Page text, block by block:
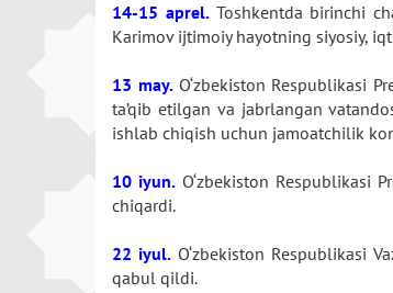
14-15 aprel. Toshkentda birinchi
Karimov ijtimoiy hayotning siyosiy,
13 may. O‘zbekiston Respublikasi
ta’qib etilgan va jabrlangan
ishlab chiqish uchun jamoatchilik
10 iyun. O‘zbekiston Respublikasi
chiqardi.
22 iyul. O‘zbekiston Respublikasi
qabul qildi.